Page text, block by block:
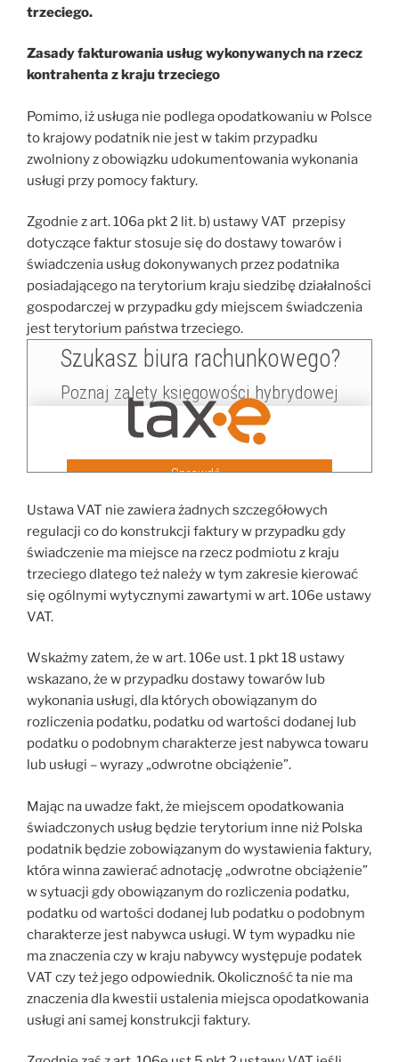
trzeciego.
Zasady fakturowania usług wykonywanych na rzecz
kontrahenta z kraju trzeciego
Pomimo, iż usługa nie podlega opodatkowaniu w Polsce
to krajowy podatnik nie jest w takim przypadku
zwolniony z obowiązku udokumentowania wykonania
usługi przy pomocy faktury.
Zgodnie z art. 106a pkt 2 lit. b) ustawy VAT przepisy
dotyczące faktur stosuje się do dostawy towarów i
świadczenia usług dokonywanych przez podatnika
posiadającego na terytorium kraju siedzibę działalności
gospodarczej w przypadku gdy miejscem świadczenia
jest terytorium państwa trzeciego.
Ustawa VAT nie zawiera żadnych szczegółowych
regulacji co do konstrukcji faktury w przypadku gdy
świadczenie ma miejsce na rzecz podmiotu z kraju
trzeciego dlatego też należy w tym zakresie kierować
się ogólnymi wytycznymi zawartymi w art. 106e ustawy
VAT.
Wskażmy zatem, że w art. 106e ust. 1 pkt 18 ustawy
wskazano, że w przypadku dostawy towarów lub
wykonania usługi, dla których obowiązanym do
rozliczenia podatku, podatku od wartości dodanej lub
podatku o podobnym charakterze jest nabywca towaru
lub usługi – wyrazy „odwrotne obciążenie”.
Mając na uwadze fakt, że miejscem opodatkowania
świadczonych usług będzie terytorium inne niż Polska
podatnik będzie zobowiązanym do wystawienia faktury,
która winna zawierać adnotację „odwrotne obciążenie”
w sytuacji gdy obowiązanym do rozliczenia podatku,
podatku od wartości dodanej lub podatku o podobnym
charakterze jest nabywca usługi. W tym wypadku nie
ma znaczenia czy w kraju nabywcy występuje podatek
VAT czy też jego odpowiednik. Okoliczność ta nie ma
znaczenia dla kwestii ustalenia miejsca opodatkowania
usługi ani samej konstrukcji faktury.